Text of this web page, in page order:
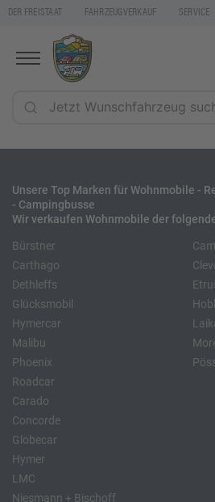
DER FREISTAAT FAHRZEUGVERKAUF SERVICE
Unsere Top Marken für Wohnmobile -
- Campingbusse
Wir verkaufen Wohnmobile der
Bürstner
Carthago
Dethleffs
Glücksmobil
Hymercar
Malibu
Phoenix
Roadcar
Carado
Concorde
Globecar
Hymer
LMC
Niesmann + Bischoff